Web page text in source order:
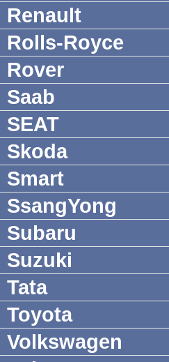
Renault
Rolls-Royce
Rover
Saab
SEAT
Skoda
Smart
SsangYong
Subaru
Suzuki
Tata
Toyota
Volkswagen